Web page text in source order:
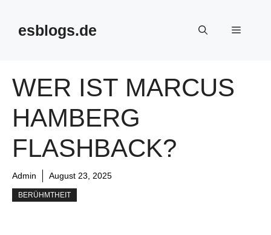
contentesblogs.de Menu
WER IST MARCUS
HAMBERG
FLASHBACK?
Admin August 23, 2025
BERÜHMTHEIT